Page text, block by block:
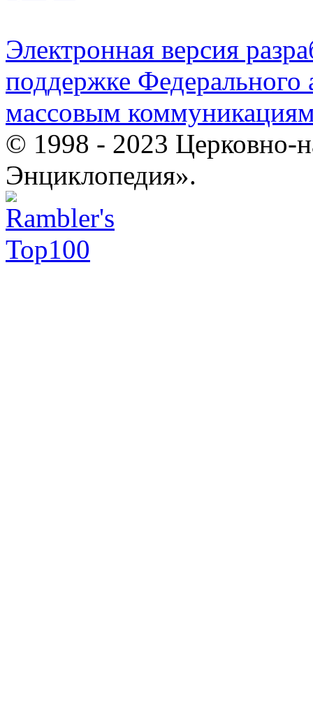
Электронная версия
поддержке Федерального
массовым
© 1998 - 2023 Церковно-
Энциклопедия».